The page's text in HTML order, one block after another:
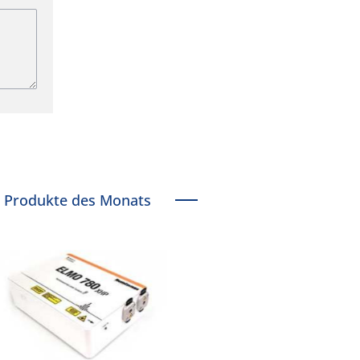
Produkte des Monats